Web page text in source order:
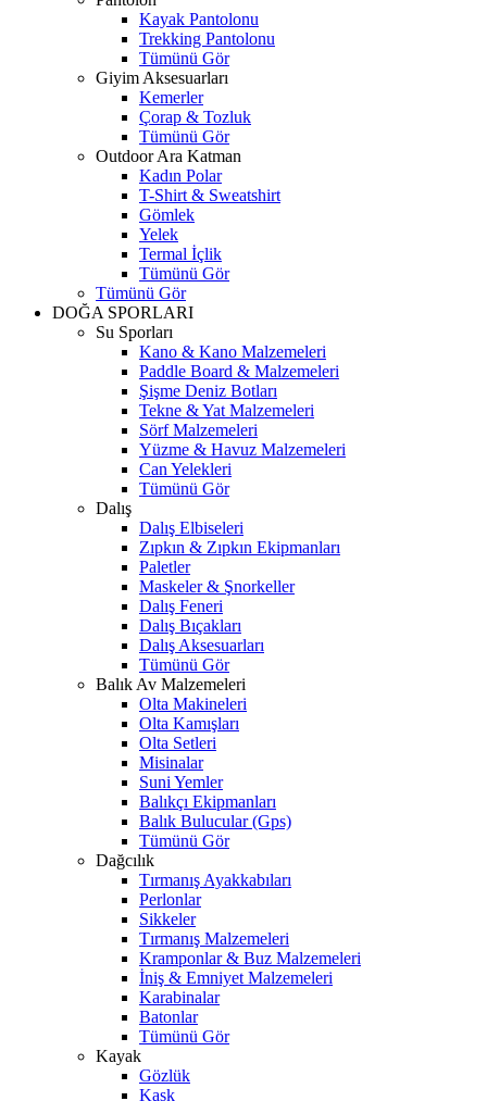
Kayak Pantolonu
Trekking Pantolonu
Tümünü Gör
Giyim Aksesuarları
Kemerler
Çorap & Tozluk
Tümünü Gör
Outdoor Ara Katman
Kadın Polar
T-Shirt & Sweatshirt
Gömlek
Yelek
Termal İçlik
Tümünü Gör
Tümünü Gör
DOĞA SPORLARI
Su Sporları
Kano & Kano Malzemeleri
Paddle Board & Malzemeleri
Şişme Deniz Botları
Tekne & Yat Malzemeleri
Sörf Malzemeleri
Yüzme & Havuz Malzemeleri
Can Yelekleri
Tümünü Gör
Dalış
Dalış Elbiseleri
Zıpkın & Zıpkın Ekipmanları
Paletler
Maskeler & Şnorkeller
Dalış Feneri
Dalış Bıçakları
Dalış Aksesuarları
Tümünü Gör
Balık Av Malzemeleri
Olta Makineleri
Olta Kamışları
Olta Setleri
Misinalar
Suni Yemler
Balıkçı Ekipmanları
Balık Bulucular (Gps)
Tümünü Gör
Dağcılık
Tırmanış Ayakkabıları
Perlonlar
Sikkeler
Tırmanış Malzemeleri
Kramponlar & Buz Malzemeleri
İniş & Emniyet Malzemeleri
Karabinalar
Batonlar
Tümünü Gör
Kayak
Gözlük
Kask